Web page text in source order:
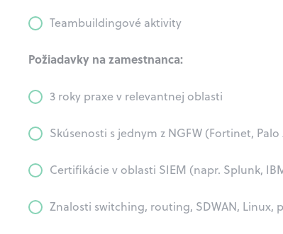
Teambuildingové aktivity
Požiadavky na zamestnanca:
3 roky praxe v relevantnej oblasti
Skúsenosti s jednym z NGFW (Fortinet,
Certifikácie v oblasti SIEM (napr. Splunk,
Znalosti switching, routing, SDWAN, Linux,